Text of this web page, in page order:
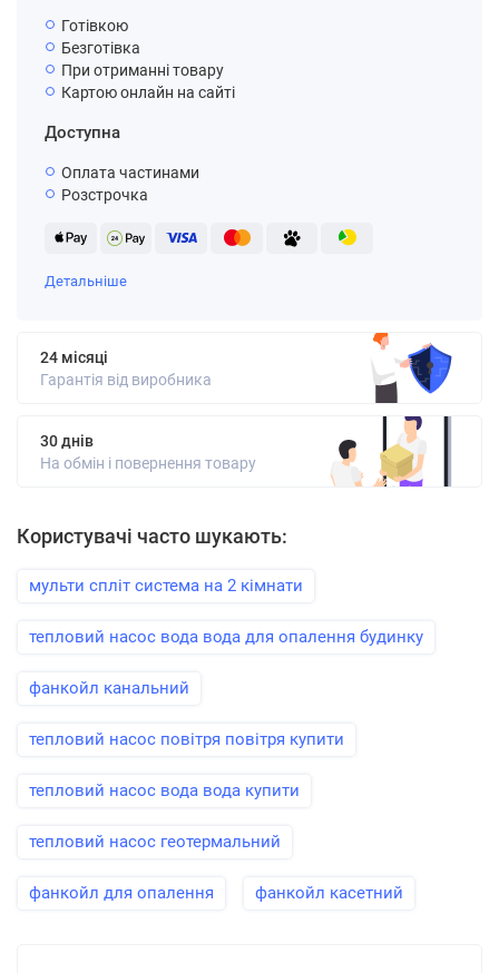
Готівкою
Безготівка
При отриманні товару
Картою онлайн на сайті
Доступна
Оплата частинами
Розстрочка
Детальніше
24 місяці
Гарантія від виробника
30 днів
На обмін і повернення товару
Користувачі часто шукають:
мульти спліт система на 2 кімнати
тепловий насос вода вода для опалення будинку
фанкойл канальний
тепловий насос повітря повітря купити
тепловий насос вода вода купити
тепловий насос геотермальний
фанкойл для опалення фанкойл касетний